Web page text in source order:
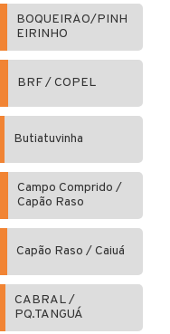
BOQUEIRÃO/PINH
EIRINHO
BRF / COPEL
Butiatuvinha
Campo Comprido /
Capão Raso
Capão Raso / Caiuá
CABRAL /
PQ.TANGUÁ